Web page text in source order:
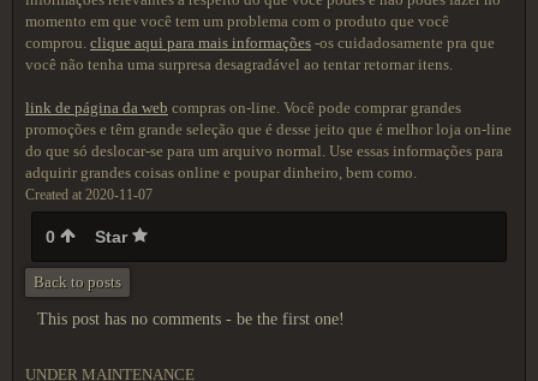
momento em que você tem um problema com o produto que você
comprou. clique aqui para mais informações -os cuidadosamente pra que
você não tenha uma surpresa desagradável ao tentar retornar itens.
link de página da web compras on-line. Você pode comprar grandes
promoções e têm grande seleção que é desse jeito que é melhor loja on-line
do que só deslocar-se para um arquivo normal. Use essas informações para
adquirir grandes coisas online e poupar dinheiro, bem como.
Created at 2020-11-07
0 Star
Back to posts
This post has no comments - be the first one!
UNDER MAINTENANCE